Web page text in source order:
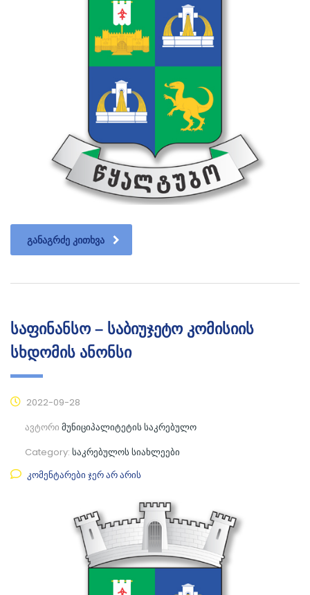
ᲒᲐᲜᲐᲒᲠᲫᲔ ᲙᲘᲗᲮᲕᲐ
საფინანსო – საბიუჯეტო კომისიის
სხდომის ანონსი
2022-09-28
ავტორი მუნიციპალიტეტის საკრებულო
Category: საკრებულოს სიახლეები
კომენტარები ჯერ არ არის